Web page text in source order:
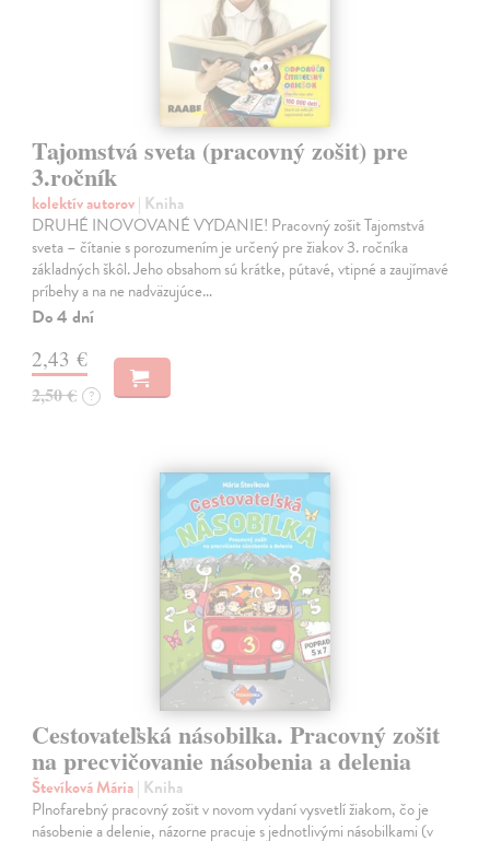
Tajomstvá sveta (pracovný zošit) pre
3.ročník
kolektív autorov| Kniha
DRUHÉ INOVOVANÉ VYDANIE! Pracovný zošit Tajomstvá
sveta – čítanie s porozumením je určený pre žiakov 3. ročníka
základných škôl. Jeho obsahom sú krátke, pútavé, vtipné a zaujímavé
príbehy a na ne nadväzujúce…
Do 4 dní
2,43 €
2,50 € ?
Cestovateľská násobilka. Pracovný zošit
na precvičovanie násobenia a delenia
Števíková Mária| Kniha
Plnofarebný pracovný zošit v novom vydaní vysvetlí žiakom, čo je
násobenie a delenie, názorne pracuje s jednotlivými násobilkami (v